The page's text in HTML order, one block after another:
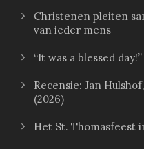
Christenen pleiten
van ieder mens
“It was a blessed day!”
Recensie: Jan
(2026)
Het St. Thomasfeest